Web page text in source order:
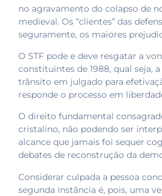
no agravamento do colapso de
medieval. Os “clientes” das
seguramente, os maiores
O STF pode e deve resgatar a
constituintes de 1988, qual seja,
trânsito em julgado para
responde o processo em
O direito fundamental
cristalino, não podendo ser
alcance que jamais foi sequer
debates de reconstrução da
Considerar culpada a pessoa
segunda instância é, pois, uma